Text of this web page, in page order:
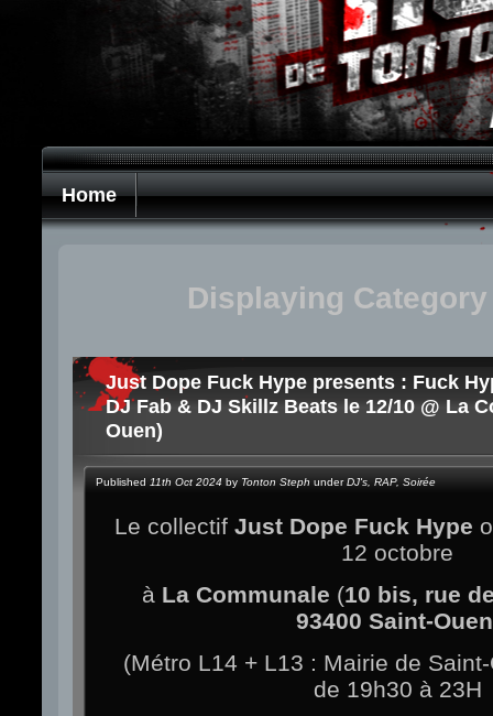
Home
Displaying
Just Dope Fuck Hype presents : Fuck
DJ Fab & DJ Skillz Beats le 12/10 @ La
Ouen)
Published 11th Oct 2024 by Tonton Steph underDJ's RAP, Soirée
Le collectif Just Dope Fuck Hype
12 octobre
à La Communale (10 bis, rue
93400 Saint-
(Métro L14 + L13 : Mairie de
de 19h30 à 23H